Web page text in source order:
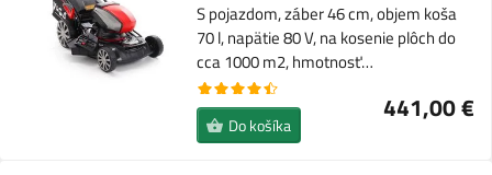
S pojazdom, záber 46 cm, objem koša
70 l, napätie 80 V, na kosenie plôch do
cca 1000 m2, hmotnosť…
441,00 €
Do košíka